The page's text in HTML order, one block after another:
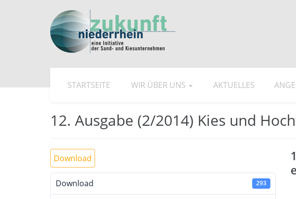
STARTSEITE WIR ÜBER UNS AKTUELLES
12. Ausgabe (2/2014) Kies und
Download
Download 293